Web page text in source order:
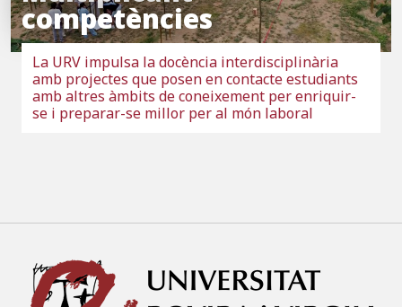
competències
La URV impulsa la docència interdisciplinària
amb projectes que posen en contacte estudiants
amb altres àmbits de coneixement per enriquir-
se i preparar-se millor per al món laboral